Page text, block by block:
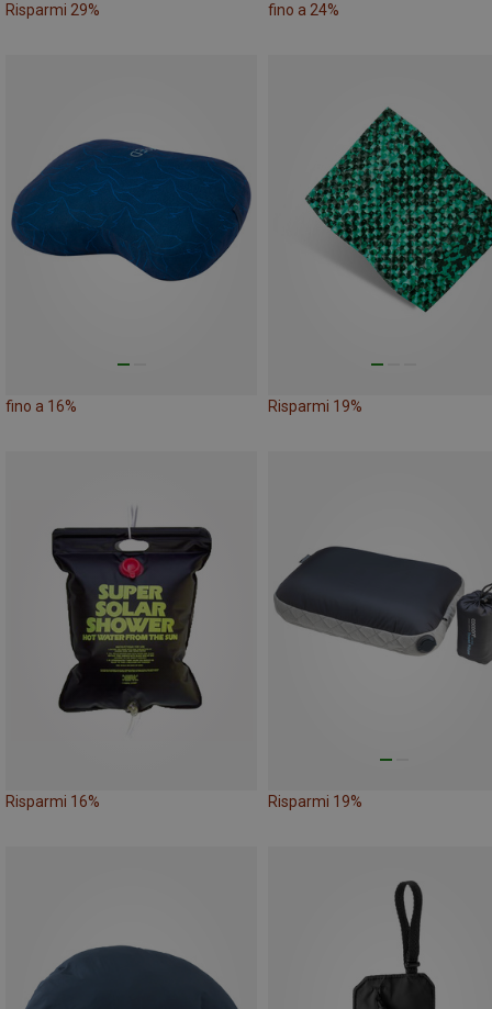
Risparmi 29% fino a 24%
fino a 16% Risparmi 19%
Risparmi 16% Risparmi 19%